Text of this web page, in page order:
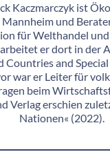
Kaczmarczyk ist
und
für Welthandel
er dort in der
Countries and
war er Leiter für
beim
Verlag erschien
Nationen« (2022).